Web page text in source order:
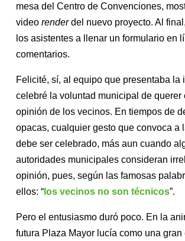
mesa del Centro de Convenciones,
video renderdel nuevo proyecto. Al
los asistentes a llenar un formulario en
comentarios.
Felicité, sí, al equipo que presentaba la
celebré la voluntad municipal de querer
opinión de los vecinos. En tiempos de
opacas, cualquier gesto que convoca a
debe ser celebrado, más aun cuando
autoridades municipales consideran
opinión, pues, según las famosas
ellos: “los vecinos no son técnicos”.
Pero el entusiasmo duró poco. En la
futura Plaza Mayor lucía como una gran